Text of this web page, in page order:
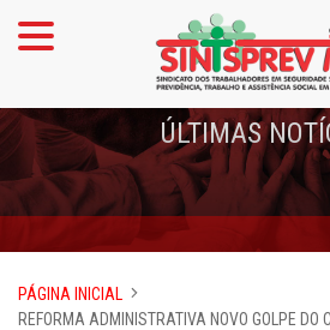
ÚLTIMAS
PÁGINA INICIAL
REFORMA ADMINISTRATIVA NOVO GOLPE DO